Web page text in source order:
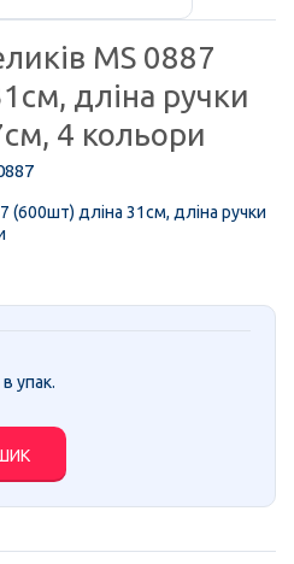
MS 0887
дліна ручки
4 кольори
(600шт) дліна 31см, дліна ручки
в упак.